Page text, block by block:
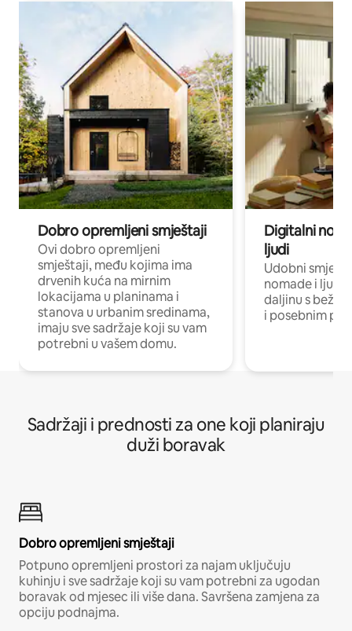
Dobro opremljeni smještaji
Ovi dobro opremljeni
smještaji, među kojima ima
drvenih kuća na mirnim
lokacijama u planinama i
stanova u urbanim sredinama,
imaju sve sadržaje koji su vam
potrebni u vašem domu.
Digitalni
ljudi
Udobni
nomade i ljude
daljinu s
i posebnim
Sadržaji i prednosti za one koji planiraju
duži boravak
Dobro opremljeni smještaji
Potpuno opremljeni prostori za najam uključuju
kuhinju i sve sadržaje koji su vam potrebni za ugodan
boravak od mjesec ili više dana. Savršena zamjena za
opciju podnajma.